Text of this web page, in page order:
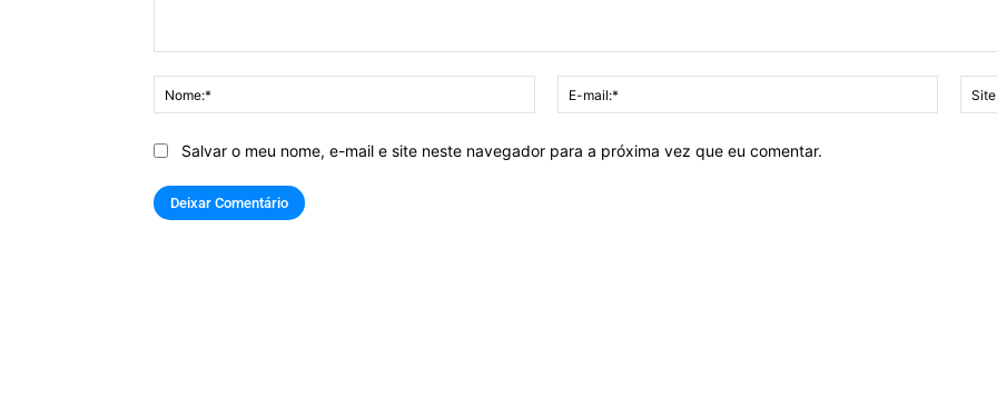
Nome:*
mail:*
Salvar o meu nome, e-mail e site neste navegador para a próxima vez que eu comentar.